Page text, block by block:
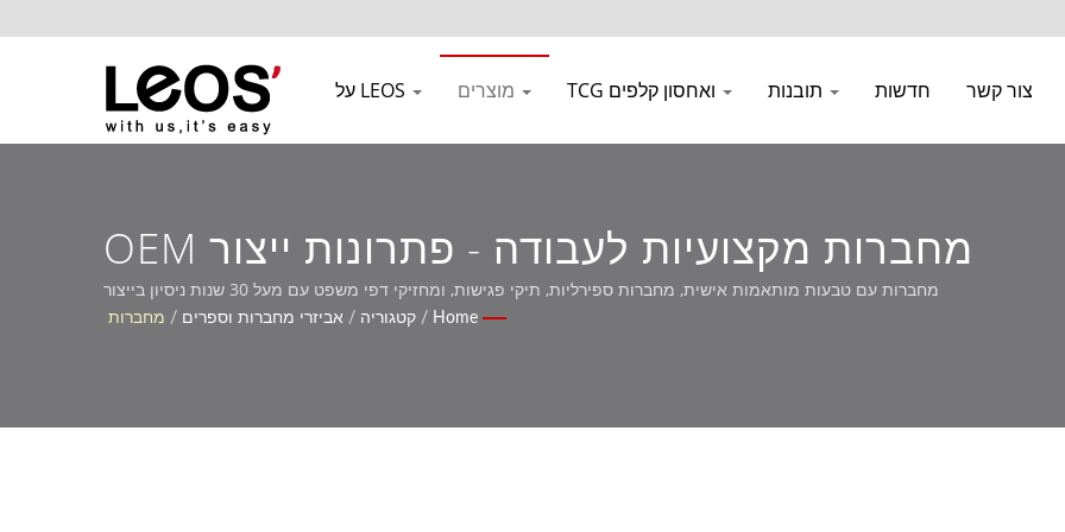
על LEOS חדשות צור קשר
מחברות מקצועיות לעבודה - פתרונות ייצור OEM
מחברות עם טבעות מותאמות אישית, מחברות ספירליות, תיקי פגישות, ומחזיקי דפי משפט עם מעל 30 שנות ניסיון בייצור
Home
/ קטגוריה / אביזרי מחברות וספרים / מחברות